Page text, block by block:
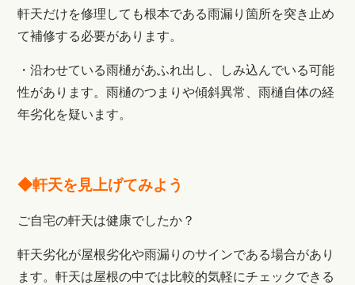
軒天だけを修理しても根本である雨漏り箇所を突き止め
て補修する必要があります。
・沿わせている雨樋があふれ出し、しみ込んでいる可能
性があります。雨樋のつまりや傾斜異常、雨樋自体の経
年劣化を疑います。
◆軒天を見上げてみよう
ご自宅の軒天は健康でしたか？
軒天劣化が屋根劣化や雨漏りのサインである場合があり
ます。軒天は屋根の中では比較的気軽にチェックできる